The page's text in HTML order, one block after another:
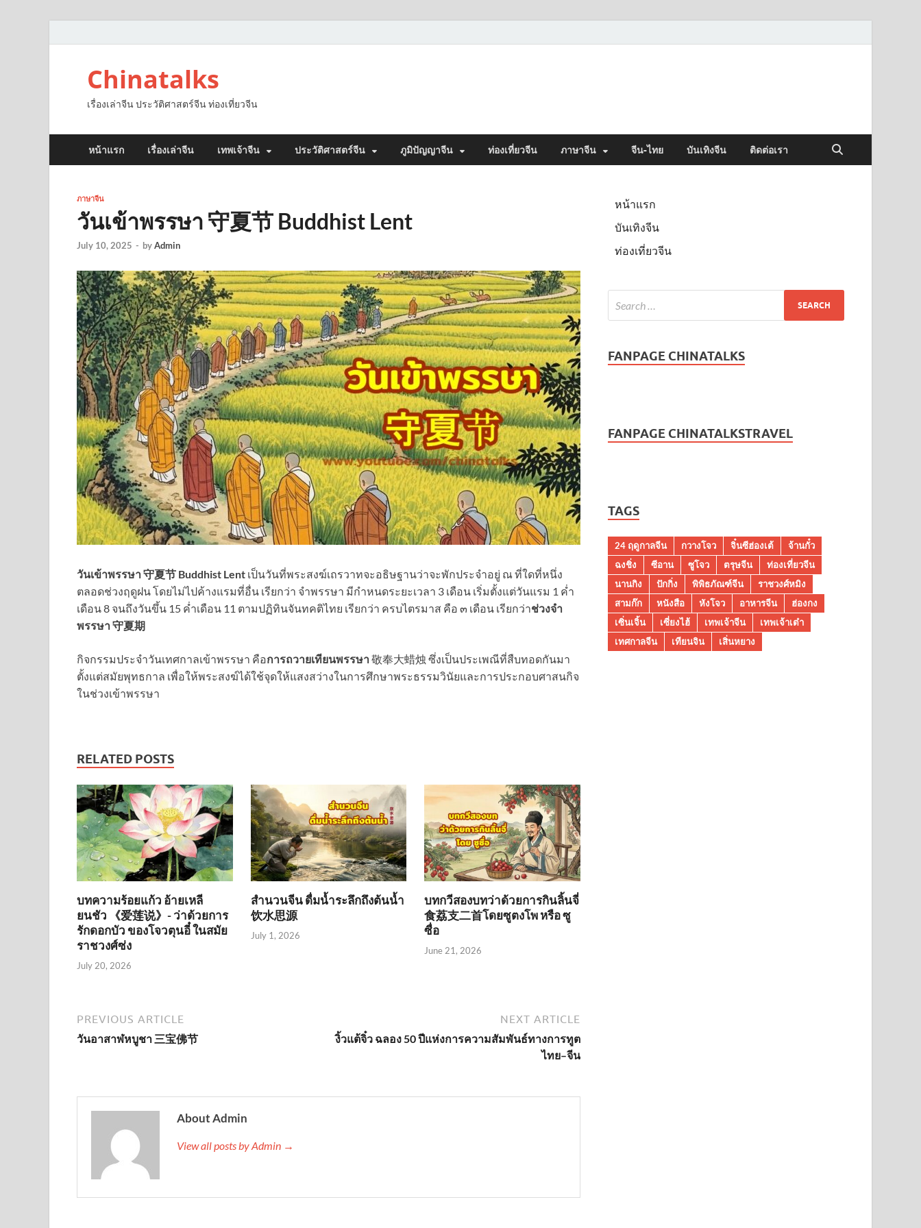
Chinatalks
เรื่องเล่าจีน ประวัติศาสตร์จีน ท่องเที่ยวจีน
หน้าแรก เรื่องเล่าจีน เทพเจ้าจีน ประวัติศาสตร์จีน ภูมิปัญญาจีน ท่องเที่ยวจีน ภาษาจีน จีน-ไทย บันเทิงจีน ติดต่อเรา
ภาษาจีน
วันเข้าพรรษา 守夏节 Buddhist Lent
July 10, 2025 - byAdmin
วันเข้าพรรษา 守夏节 Buddhist Lent เป็นวันที่พระสงฆ์เถรวาทจะอธิษฐานว่าจะพักประจำอยู่ ณ ที่ใดที่หนึ่ง
ตลอดช่วงฤดูฝน โดยไม่ไปค้างแรมที่อื่น เรียกว่า จำพรรษา มีกำหนดระยะเวลา 3 เดือน เริ่มตั้งแต่วันแรม 1 ค่ำ
เดือน 8 จนถึงวันขึ้น 15 ค่ำเดือน 11 ตามปฏิทินจันทคติไทย เรียกว่า ครบไตรมาส คือ ๓ เดือน เรียกว่าช่วงจำ
พรรษา 守夏期
กิจกรรมประจำวันเทศกาลเข้าพรรษา คือการถวายเทียนพรรษา 敬奉大蜡烛 ซึ่งเป็นประเพณีที่สืบทอดกันมา
ตั้งแต่สมัยพุทธกาล เพื่อให้พระสงฆ์ได้ใช้จุดให้แสงสว่างในการศึกษาพระธรรมวินัยและการประกอบศาสนกิจ
ในช่วงเข้าพรรษา
RELATED POSTS
บทความร้อยแก้ว อ้ายเหลี
ยนชัว 《爱莲说》- ว่าด้วยการ
รักดอกบัว ของโจวตุนอี๋ ในสมัย
ราชวงศ์ซ่ง
July 20, 2026
สำนวนจีน ดื่มน้ำระลึกถึงต้นน้ำ
饮水思源
July 1, 2026
บทกวีสองบทว่าด้วยการกินลิ้นจี่
食荔支二首โดยซูตงโพ หรือ ซู
ซื่อ
June 21, 2026
PREVIOUS ARTICLE
วันอาสาฬหบูชา 三宝佛节
NEXT ARTICLE
งิ้วแต้จิ๋ว ฉลอง 50 ปีแห่งการความสัมพันธ์ทางการทูต
ไทย–จีน
About Admin
View all posts by Admin →
หน้าแรก
บันเทิงจีน
ท่องเที่ยวจีน
FANPAGE CHINATALKS
FANPAGE CHINATALKSTRAVEL
TAGS
24 ฤดูกาลจีน กวางโจว จิ๋นซีฮ่องเต้
จ้านกั๋ว
ฉงชิ่ง
ซีอาน ซูโจว ตรุษจีน
ท่องเที่ยวจีน
นานกิง
ปักกิ่ง พิพิธภัณฑ์จีน
ราชวงศ์หมิง
สามก๊ก
หนังสือ หังโจว อาหารจีน
ฮ่องกง
เซิ่นเจิ้น
เซี่ยงไฮ้ เทพเจ้าจีน
เทพเจ้าเต๋า
เทศกาลจีน
เทียนจิน เสิ่นหยาง